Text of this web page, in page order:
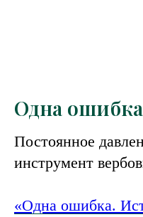
Одна ошибка
Постоянное
инструмент
«Одна ошибка.